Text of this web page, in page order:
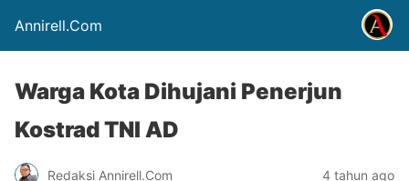
Annirell.Com
Warga Kota Dihujani Penerjun
Kostrad TNI AD
Redaksi Annirell.Com 4 tahun ago